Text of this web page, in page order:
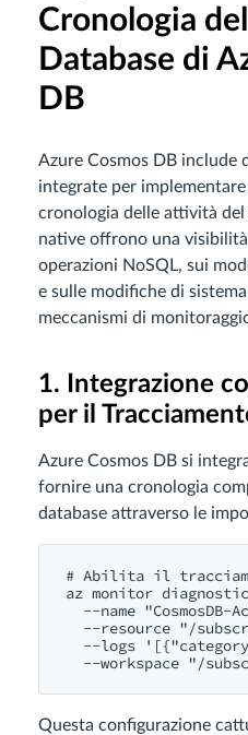
Cronologia
Database di
DB
Azure Cosmos DB include
integrate per
cronologia delle attività
native offrono una visibilità
operazioni NoSQL, sui
e sulle modifiche di
meccanismi di
1. Integrazione
per il
Azure Cosmos DB si
fornire una cronologia
database attraverso le
# Abilita il
az monitor
--name "CosmosDB-
--resource "/
--logs
Questa configurazione